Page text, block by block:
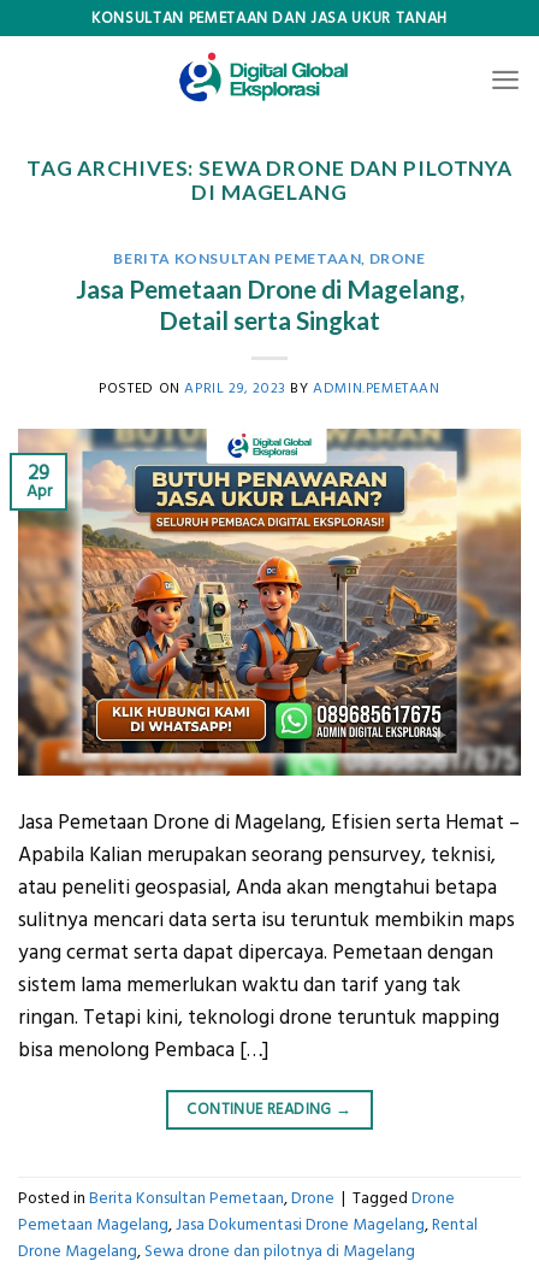
KONSULTAN PEMETAAN DAN JASA UKUR TANAH
TAG ARCHIVES:SEWA DRONE DAN PILOTNYA
DI MAGELANG
BERITA KONSULTAN PEMETAAN DRONE
Jasa Pemetaan Drone di Magelang,
Detail serta Singkat
POSTED ONAPRIL 29, 2023 BYADMIN.PEMETAAN
29
Apr
Jasa Pemetaan Drone di Magelang, Efisien serta Hemat –
Apabila Kalian merupakan seorang pensurvey, teknisi,
atau peneliti geospasial, Anda akan mengtahui betapa
sulitnya mencari data serta isu teruntuk membikin maps
yang cermat serta dapat dipercaya. Pemetaan dengan
sistem lama memerlukan waktu dan tarif yang tak
ringan. Tetapi kini, teknologi drone teruntuk mapping
bisa menolong Pembaca […]
CONTINUE READING →
Posted in Berita Konsultan Pemetaan,Drone | Tagged Drone
Pemetaan Magelang,Jasa Dokumentasi Drone Magelang,Rental
Drone Magelang,Sewa drone dan pilotnya di Magelang